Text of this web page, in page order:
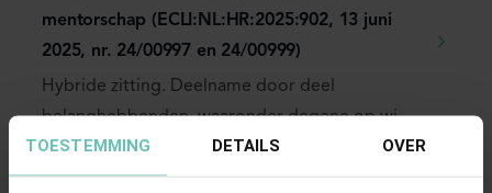
TOESTEMMING DETAILS OVER
mentorschap (ECLI:NL:HR:2025:902, 13 juni
2025, nr. 24/00997 en 24/00999)
Hybride zitting. Deelname door deel
belanghebbenden, waaronder degene op wie
verzochte maatregelen ...
Hoge Raad Updates Cassatie